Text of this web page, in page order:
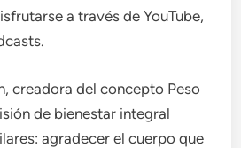
a través de YouTube,
creadora del concepto Peso
de bienestar integral
agradecer el cuerpo que